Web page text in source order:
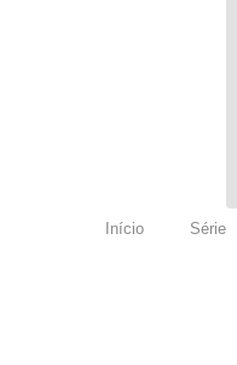
Início Série